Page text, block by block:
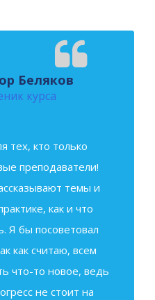
Беляков
курса
тех, кто только
преподаватели!
темы и
как и что
Я бы посоветовал
как считаю, всем
что-то новое, ведь
не стоит на